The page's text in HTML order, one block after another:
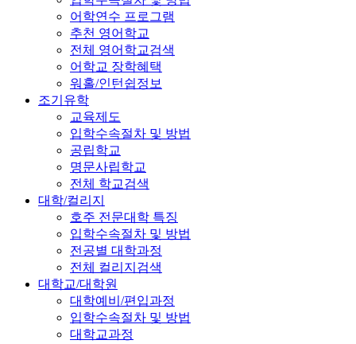
어학연수 프로그램
추천 영어학교
전체 영어학교검색
어학교 장학혜택
워홀/인턴쉽정보
조기유학
교육제도
입학수속절차 및 방법
공립학교
명문사립학교
전체 학교검색
대학/컬리지
호주 전문대학 특징
입학수속절차 및 방법
전공별 대학과정
전체 컬리지검색
대학교/대학원
대학예비/편입과정
입학수속절차 및 방법
대학교과정